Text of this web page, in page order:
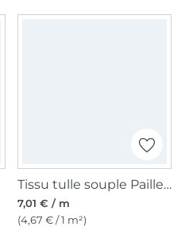
Tissu tulle souple Paillettes brillantes, bleu foncé
7,01 € / m
(4,67 € / 1 m²)